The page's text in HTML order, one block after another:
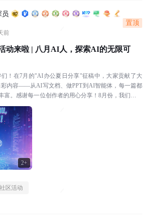
员
前
置顶
2+
动来啦 | 八月AI人，探索AI的无限可
们！在7月的"AI办公夏日分享"征稿中，大家贡献了大
彩内容——从AI写文档、做PPT到AI智能体，每一篇都
富。感谢每一位创作者的用心分享！8月份，我们把主
！...
区活动